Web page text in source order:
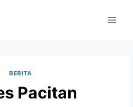
BERITA
Pacitan